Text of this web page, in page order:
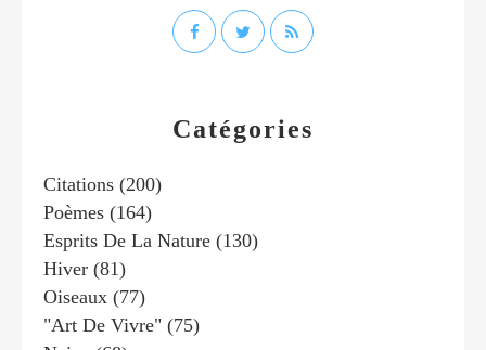
Catégories
Citations (200)
Poèmes (164)
Esprits De La Nature (130)
Hiver (81)
Oiseaux (77)
"art De Vivre" (75)